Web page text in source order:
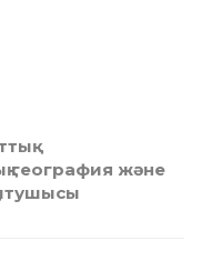
география және